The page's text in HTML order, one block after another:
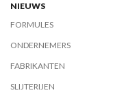
NIEUWS
FORMULES
ONDERNEMERS
FABRIKANTEN
SLIJTERIJEN